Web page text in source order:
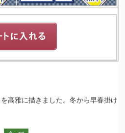
高雅に描きました。冬から早春掛け